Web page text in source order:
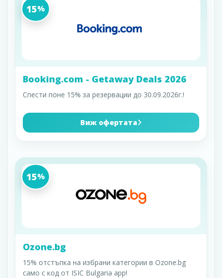
15%
Booking.com - Getaway Deals 2026
Спести поне 15% за резервации до 30.09.2026г.!
Виж офертата
15%
Ozone.bg
15% отстъпка на избрани категории в Ozone.bg
само с код от ISIC Bulgaria app!